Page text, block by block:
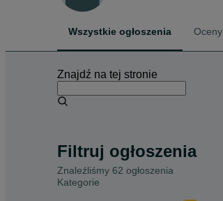
Wszystkie ogłoszenia Oceny
Znajdź na tej stronie
Filtruj ogłoszenia
Znaleźliśmy 62 ogłoszenia
Kategorie